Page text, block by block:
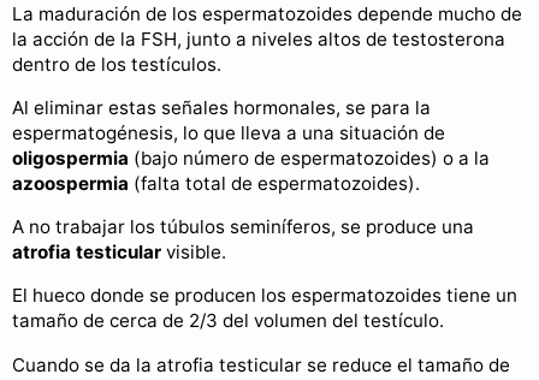
La maduración de los espermatozoides depende mucho de
la acción de la FSH, junto a niveles altos de testosterona
dentro de los testículos.
Al eliminar estas señales hormonales, se para la
espermatogénesis, lo que lleva a una situación de
oligospermia (bajo número de espermatozoides) o a la
azoospermia (falta total de espermatozoides).
A no trabajar los túbulos seminíferos, se produce una
atrofia testicular visible.
El hueco donde se producen los espermatozoides tiene un
tamaño de cerca de 2/3 del volumen del testículo.
Cuando se da la atrofia testicular se reduce el tamaño de